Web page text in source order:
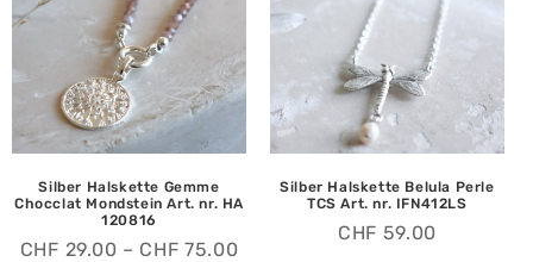
Silber Halskette Gemme
Chocclat Mondstein Art. nr. HA
120816
CHF 29.00 – CHF 75.00
Silber Halskette Belula Perle
TCS Art. nr. IFN412LS
CHF 59.00